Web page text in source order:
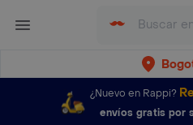
¿Nuevo en Rappi?
envíos gratis por